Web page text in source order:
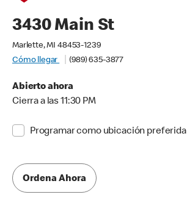
3430 Main St
Marlette, MI 48453-1239
Cómo llegar
(989) 635-3877
Abierto ahora
Cierra a las 11:30 PM
Programar como ubicación preferida
Ordena Ahora